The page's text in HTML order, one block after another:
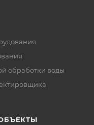
обработки воды